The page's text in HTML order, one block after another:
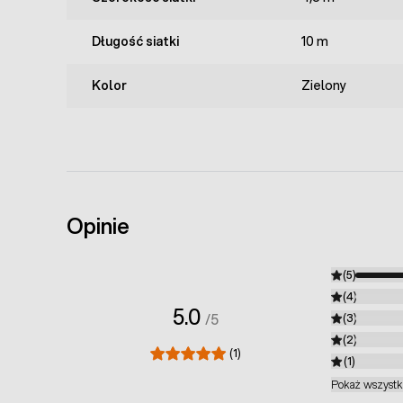
Długość siatki 10 m
Kolor Zielony
Opinie
5.0 /5
(1)
(5)
(4)
(3)
(2)
(1)
Pokaż